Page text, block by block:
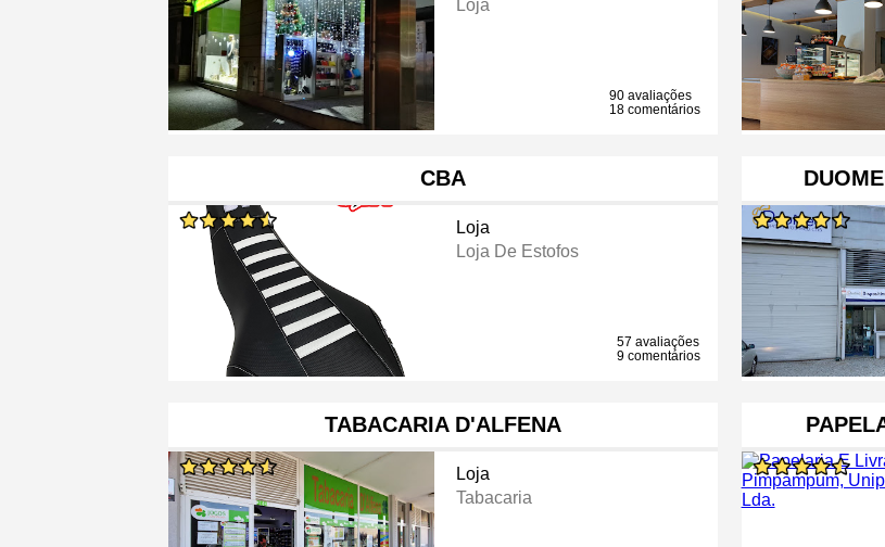
Loja
90 avaliações
18 comentários
CBA
Loja
Loja De Estofos
57 avaliações
9 comentários
TABACARIA D'ALFENA
Loja
Tabacaria